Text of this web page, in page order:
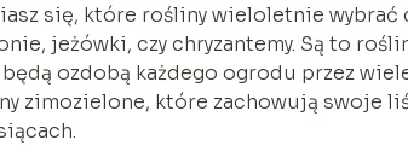
się, które rośliny wieloletnie
jeżówki, czy chryzantemy. Są to
ozdobą każdego ogrodu przez
zimozielone, które zachowują swoje